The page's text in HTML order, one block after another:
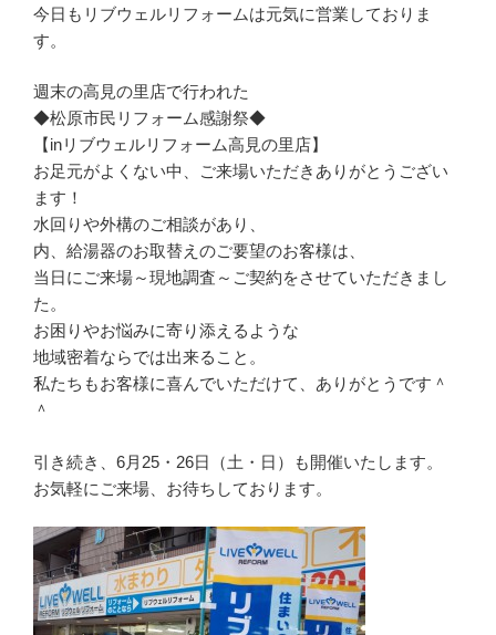
今日もリブウェルリフォームは元気に営業しておりま
す。
週末の高見の里店で行われた
◆松原市民リフォーム感謝祭◆
【inリブウェルリフォーム高見の里店】
お足元がよくない中、ご来場いただきありがとうござい
ます！
水回りや外構のご相談があり、
内、給湯器のお取替えのご要望のお客様は、
当日にご来場～現地調査～ご契約をさせていただきまし
た。
お困りやお悩みに寄り添えるような
地域密着ならでは出来ること。
私たちもお客様に喜んでいただけて、ありがとうです＾
＾
引き続き、6月25・26日（土・日）も開催いたします。
お気軽にご来場、お待ちしております。